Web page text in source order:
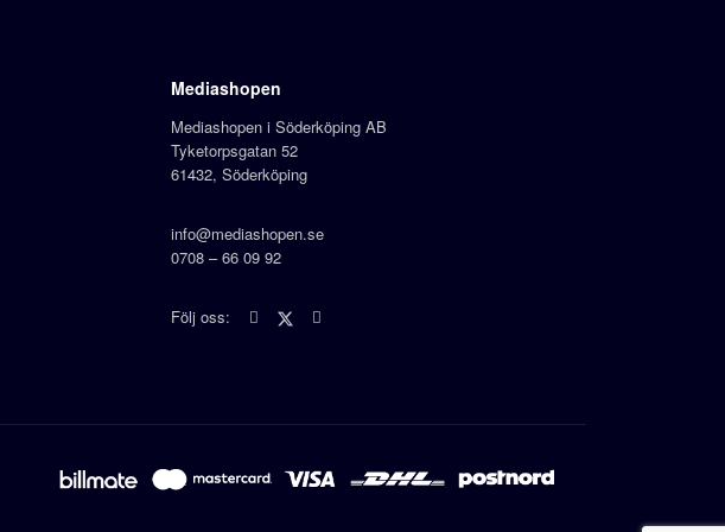
Mediashopen
Mediashopen i Söderköping AB
Tyketorpsgatan 52
61432, Söderköping
info@mediashopen.se
0708 – 66 09 92
Följ oss: